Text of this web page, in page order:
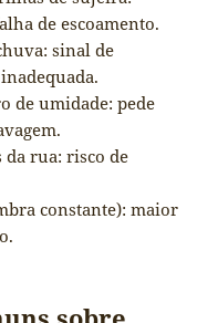
de escoamento.
sinal de
de umidade: pede
da rua: risco de
constante): maior